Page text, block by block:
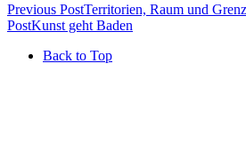
Previous PostTerritorien, Raum und
PostKunst geht Baden
Back to Top